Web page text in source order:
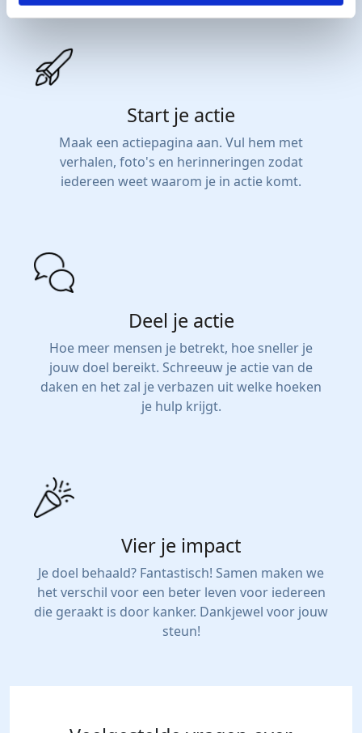
Start je actie
Maak een actiepagina aan. Vul hem met
verhalen, foto's en herinneringen zodat
iedereen weet waarom je in actie komt.
Deel je actie
Hoe meer mensen je betrekt, hoe sneller je
jouw doel bereikt. Schreeuw je actie van de
daken en het zal je verbazen uit welke hoeken
je hulp krijgt.
Vier je impact
Je doel behaald? Fantastisch! Samen maken we
het verschil voor een beter leven voor iedereen
die geraakt is door kanker. Dankjewel voor jouw
steun!